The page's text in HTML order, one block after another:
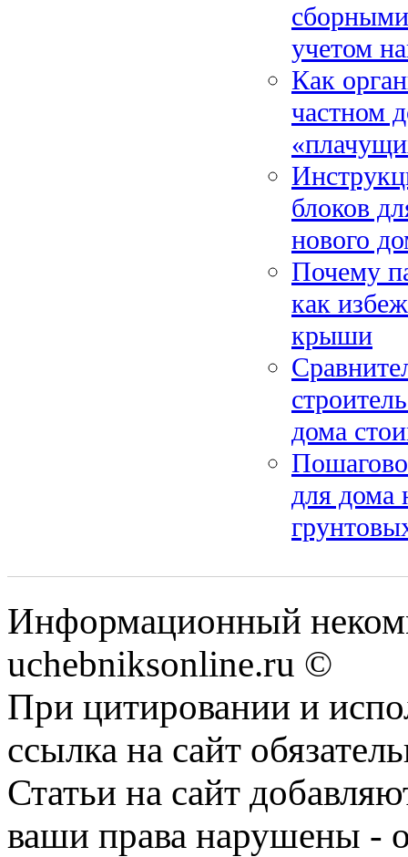
учетом
Как
частном
блоков
нового
Почему
как
крыши
дома
для дома
Информационный
uchebniksonline.ru ©
При цитировании и
ссылка на сайт
Статьи на сайт
ваши права нарушены -